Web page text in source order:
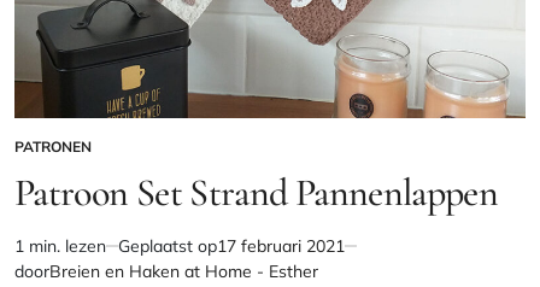
GEPLAATST
IN
PATRONEN
Patroon Set Strand Pannenlappen
Geschatte
leestijd
1 min. lezen Geplaatst op17 februari 2021
doorBreien en Haken at Home - Esther